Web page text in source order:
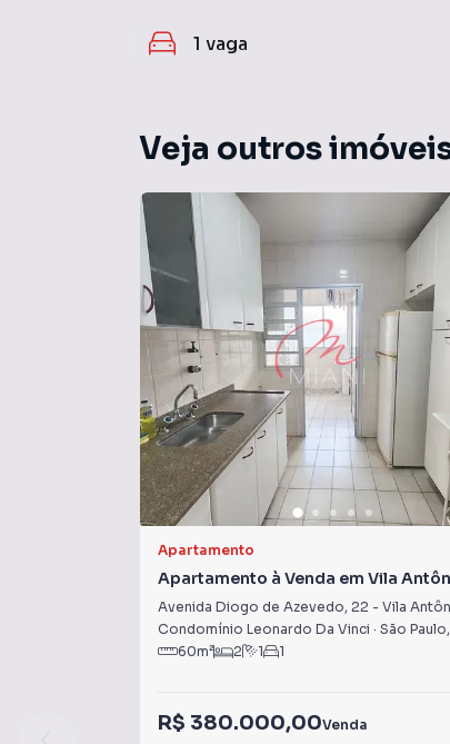
1 vaga
Veja outros
Apartamento
Apartamento à Venda em Vila
Avenida Diogo de Azevedo, 22 - Vila
Condomínio Leonardo Da Vinci · São Paulo,
60m² 2 1 1
R$ 380.000,00Venda